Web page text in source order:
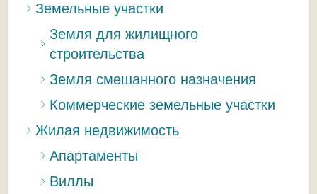
Земельные участки
Земля для жилищного
строительства
Земля смешанного назначения
Коммерческие земельные участки
Жилая недвижимость
Апартаменты
Виллы